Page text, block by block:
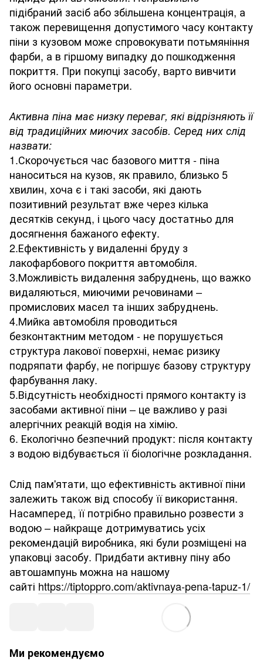
підібраний засіб або збільшена концентрація, а
також перевищення допустимого часу контакту
піни з кузовом може спровокувати потьмяніння
фарби, а в гіршому випадку до пошкодження
покриття. При покупці засобу, варто вивчити
його основні параметри.
Активна піна має низку переваг, які відрізняють її
від традиційних миючих засобів. Серед них слід
назвати:
1.Скорочується час базового миття - піна
наноситься на кузов, як правило, близько 5
хвилин, хоча є і такі засоби, які дають
позитивний результат вже через кілька
десятків секунд, і цього часу достатньо для
досягнення бажаного ефекту.
2.Ефективність у видаленні бруду з
лакофарбового покриття автомобіля.
3.Можливість видалення забруднень, що важко
видаляються, миючими речовинами –
промислових масел та інших забруднень.
4.Мийка автомобіля проводиться
безконтактним методом - не порушується
структура лакової поверхні, немає ризику
подряпати фарбу, не погіршує базову структуру
фарбування лаку.
5.Відсутність необхідності прямого контакту із
засобами активної піни – це важливо у разі
алергічних реакцій водія на хімію.
6. Екологічно безпечний продукт: після контакту
з водою відбувається її біологічне розкладання.
Слід пам'ятати, що ефективність активної піни
залежить також від способу її використання.
Насамперед, її потрібно правильно розвести з
водою – найкраще дотримуватись усіх
рекомендацій виробника, які були розміщені на
упаковці засобу. Придбати активну піну або
автошампунь можна на нашому
сайті https://tiptoppro.com/aktivnaya-pena-tapuz-1/
Ми рекомендуємо